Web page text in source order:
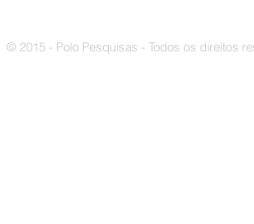
© 2015 - Polo Pesquisas - Todos os direitos